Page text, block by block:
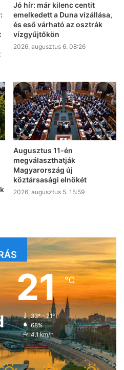
Jó hír: már kilenc centit
emelkedett a Duna vízállása,
és eső várható az osztrák
vízgyűjtőkön
2026, augusztus 6. 08:26
Augusztus 11-én
megválaszthatják
Magyarország új
köztársasági elnökét
2026, augusztus 5. 15:59
21℃
33º - 21º
68%
4.1 km/h